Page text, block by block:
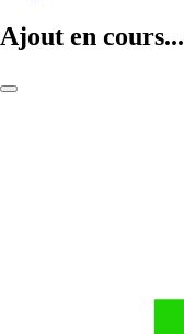
Ajout en cours...